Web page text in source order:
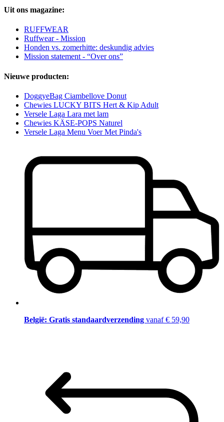
Uit ons magazine:
RUFFWEAR
Ruffwear - Mission
Honden vs. zomerhitte: deskundig advies
Mission statement - “Over ons”
Nieuwe producten:
DoggyeBag Ciambellove Donut
Chewies LUCKY BITS Hert & Kip Adult
Versele Laga Lara met lam
Chewies KÄSE-POPS Naturel
Versele Laga Menu Voer Met Pinda's
België: Gratis standaardverzending vanaf € 59,90